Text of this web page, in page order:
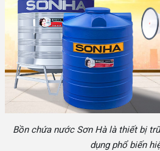
Bồn chứa nước Sơn Hà là thiết bị
dụng phổ biến